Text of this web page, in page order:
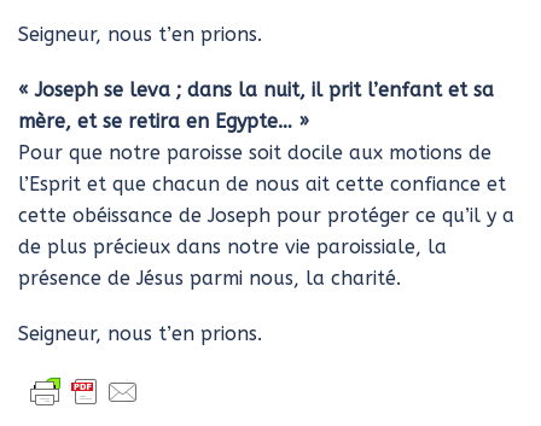
Seigneur, nous t’en prions.
«Joseph se leva ; dans la nuit, il prit l’enfant et sa
mère, et se retira en Egypte… »
Pour que notre paroisse soit docile aux motions de
l’Esprit et que chacun de nous ait cette confiance et
cette obéissance de Joseph pour protéger ce qu’il y a
de plus précieux dans notre vie paroissiale, la
présence de Jésus parmi nous, la charité.
Seigneur, nous t’en prions.